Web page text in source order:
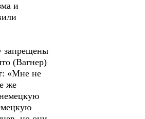
и
запрещены
(Вагнер)
«Мне не
же